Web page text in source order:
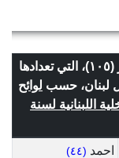
إستعراض الأسماء المتميزة والفريدة للذكور (١٠٥)، التي تعدادها
لوائح
اللبنانية لسنة
احمد (٤٤)